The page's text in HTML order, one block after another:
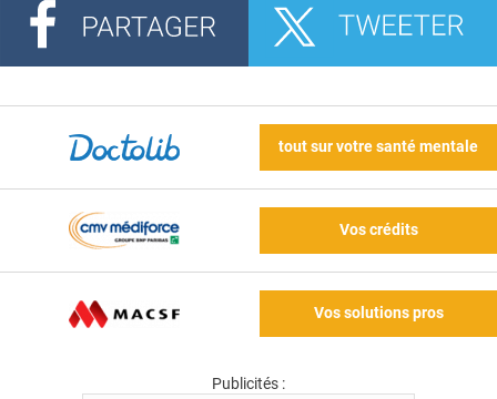
tout sur votre santé mentale
Vos crédits
Vos solutions pros
Publicités :